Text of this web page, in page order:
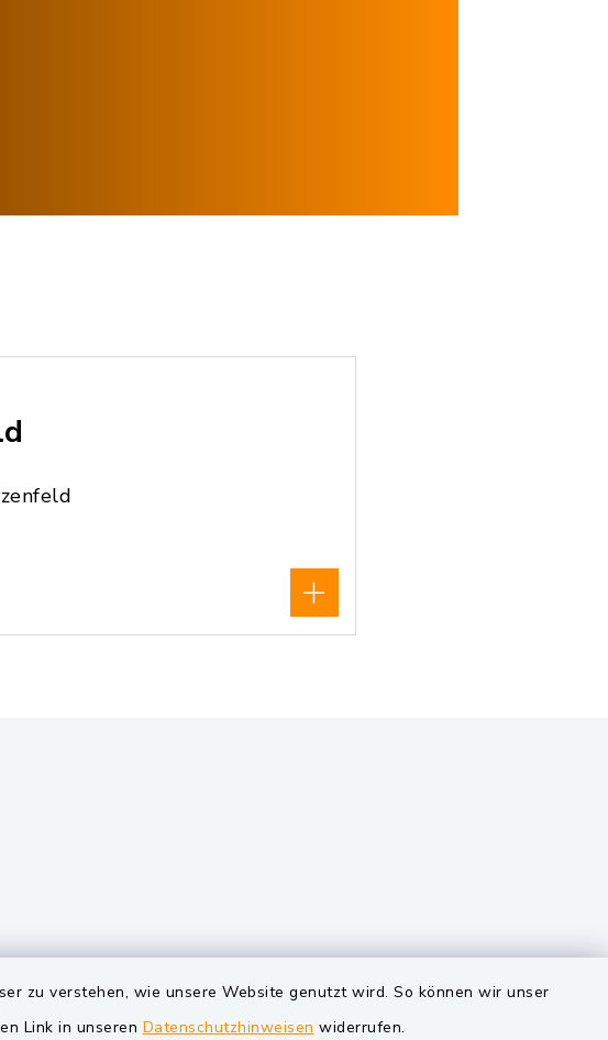
zu verstehen, wie unsere Website genutzt wird. So können wir unser
Link in unseren Datenschutzhinweisen widerrufen.
Markt Schwarzenfeld